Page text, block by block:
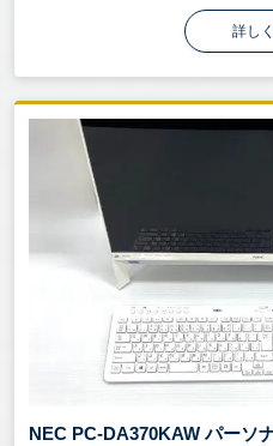
詳し
NEC PC-DA370KAW パーソ